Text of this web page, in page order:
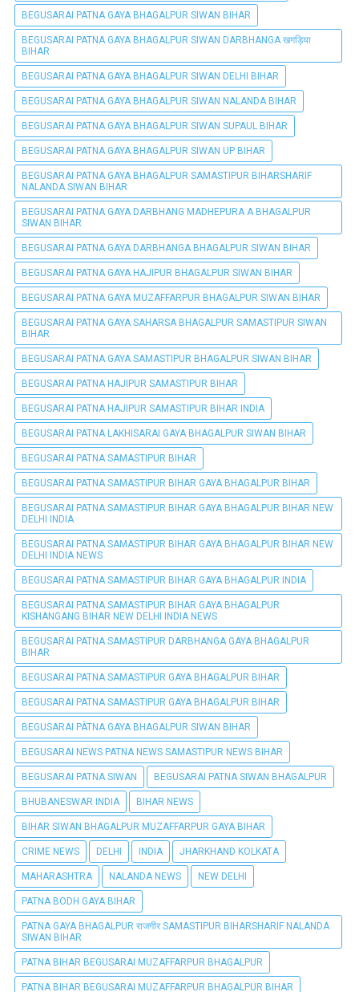
BEGUSARAI PATNA GAYA BHAGALPUR SIWAN BIHAR
BEGUSARAI PATNA GAYA BHAGALPUR SIWAN DARBHANGA खगड़िया
BIHAR
BEGUSARAI PATNA GAYA BHAGALPUR SIWAN DELHI BIHAR
BEGUSARAI PATNA GAYA BHAGALPUR SIWAN NALANDA BIHAR
BEGUSARAI PATNA GAYA BHAGALPUR SIWAN SUPAUL BIHAR
BEGUSARAI PATNA GAYA BHAGALPUR SIWAN UP BIHAR
BEGUSARAI PATNA GAYA BHAGALPUR SAMASTIPUR BIHARSHARIF
NALANDA SIWAN BIHAR
BEGUSARAI PATNA GAYA DARBHANG MADHEPURA A BHAGALPUR
SIWAN BIHAR
BEGUSARAI PATNA GAYA DARBHANGA BHAGALPUR SIWAN BIHAR
BEGUSARAI PATNA GAYA HAJIPUR BHAGALPUR SIWAN BIHAR
BEGUSARAI PATNA GAYA MUZAFFARPUR BHAGALPUR SIWAN BIHAR
BEGUSARAI PATNA GAYA SAHARSA BHAGALPUR SAMASTIPUR SIWAN
BIHAR
BEGUSARAI PATNA GAYA SAMASTIPUR BHAGALPUR SIWAN BIHAR
BEGUSARAI PATNA HAJIPUR SAMASTIPUR BIHAR
BEGUSARAI PATNA HAJIPUR SAMASTIPUR BIHAR INDIA
BEGUSARAI PATNA LAKHISARAI GAYA BHAGALPUR SIWAN BIHAR
BEGUSARAI PATNA SAMASTIPUR BIHAR
BEGUSARAI PATNA SAMASTIPUR BIHAR GAYA BHAGALPUR BIHAR
BEGUSARAI PATNA SAMASTIPUR BIHAR GAYA BHAGALPUR BIHAR NEW
DELHI INDIA
BEGUSARAI PATNA SAMASTIPUR BIHAR GAYA BHAGALPUR BIHAR NEW
DELHI INDIA NEWS
BEGUSARAI PATNA SAMASTIPUR BIHAR GAYA BHAGALPUR INDIA
BEGUSARAI PATNA SAMASTIPUR BIHAR GAYA BHAGALPUR
KISHANGANG BIHAR NEW DELHI INDIA NEWS
BEGUSARAI PATNA SAMASTIPUR DARBHANGA GAYA BHAGALPUR
BIHAR
BEGUSARAI PATNA SAMASTIPUR GAYA BHAGALPUR BIHAR
BEGUSARAI PATNA SAMASTIPUR GAYA BHAGALPUR BIHAR
BEGUSARAI PÀTNA GAYA BHAGALPUR SIWAN BIHAR
BEGUSARAI NEWS PATNA NEWS SAMASTIPUR NEWS BIHAR
BEGUSARAI PATNA SIWAN BEGUSARAI PATNA SIWAN BHAGALPUR
BHUBANESWAR INDIA BIHAR NEWS
BIHAR SIWAN BHAGALPUR MUZAFFARPUR GAYA BIHAR
CRIME NEWS DELHI INDIA JHARKHAND KOLKATA
MAHARASHTRA NALANDA NEWS NEW DELHI
PATNA BODH GAYA BIHAR
PATNA GAYA BHAGALPUR राजगीर SAMASTIPUR BIHARSHARIF NALANDA
SIWAN BIHAR
PATNA BIHAR BEGUSARAI MUZAFFARPUR BHAGALPUR
PATNA BIHAR BEGUSARAI MUZAFFARPUR BHAGALPUR BIHAR